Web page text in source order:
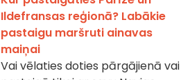
Ildefransas reģionā? Labākie
pastaigu maršruti ainavas
maiņai
Vai vēlaties doties pārgājienā vai